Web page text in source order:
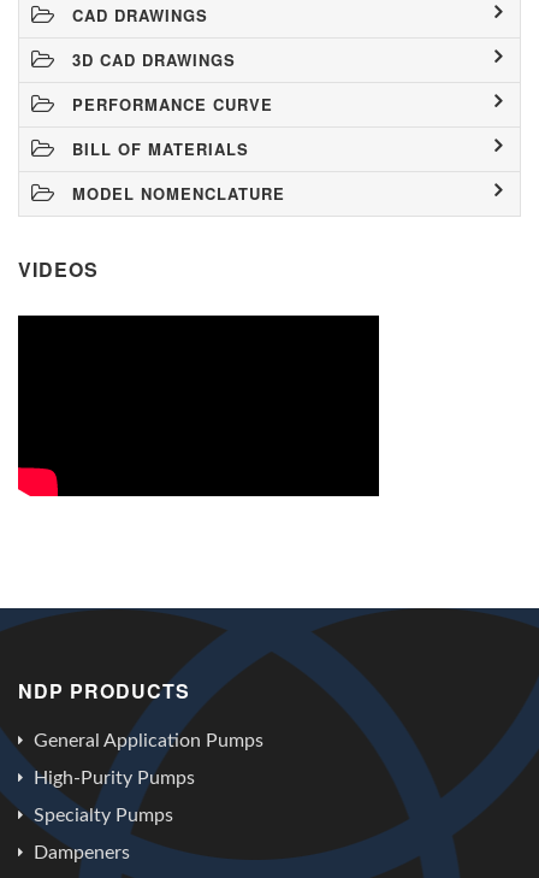
CAD DRAWINGS
3D CAD DRAWINGS
PERFORMANCE CURVE
BILL OF MATERIALS
MODEL NOMENCLATURE
VIDEOS
NDP PRODUCTS
General Application Pumps
High-Purity Pumps
Specialty Pumps
Dampeners